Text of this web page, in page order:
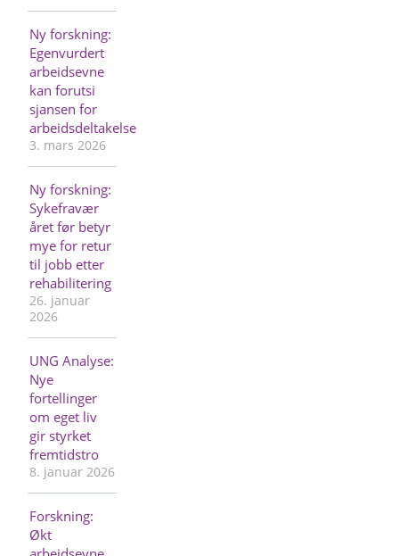
Ny forskning:
Egenvurdert
arbeidsevne
kan forutsi
sjansen for
arbeidsdeltakelse
3. mars 2026
Ny forskning:
Sykefravær
året før betyr
mye for retur
til jobb etter
rehabilitering
26. januar
2026
UNG Analyse:
Nye
fortellinger
om eget liv
gir styrket
fremtidstro
8. januar 2026
Forskning:
Økt